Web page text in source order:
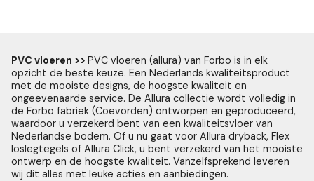
PVC vloeren >> PVC vloeren (allura) van Forbo is in elk
opzicht de beste keuze. Een Nederlands kwaliteitsproduct
met de mooiste designs, de hoogste kwaliteit en
ongeëvenaarde service. De Allura collectie wordt volledig in
de Forbo fabriek (Coevorden) ontworpen en geproduceerd,
waardoor u verzekerd bent van een kwaliteitsvloer van
Nederlandse bodem. Of u nu gaat voor Allura dryback, Flex
loslegtegels of Allura Click, u bent verzekerd van het mooiste
ontwerp en de hoogste kwaliteit. Vanzelfsprekend leveren
wij dit alles met leuke acties en aanbiedingen.